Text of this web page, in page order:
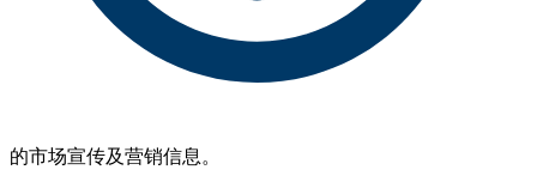
的市场宣传及营销信息。